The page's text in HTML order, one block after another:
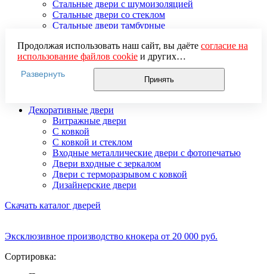
Стальные двери с шумоизоляцией
Стальные двери со стеклом
Стальные двери тамбурные
Усиленные стальные двери
Элитные стальные входные двери
Стальные двери 2 мм
Стальные двери 3 мм
Стальные двери 4 мм
Декоративные двери
Витражные двери
С ковкой
С ковкой и стеклом
Входные металлические двери с фотопечатью
Двери входные с зеркалом
Двери с терморазрывом с ковкой
Дизайнерские двери
Скачать каталог дверей
Эксклюзивное производство кнокера от 20 000 руб.
Сортировка:
Продолжая использовать наш сайт, вы даёте согласие на
использование файлов cookieи других
пользовательских данных (включая IP-адрес, сведения о
местоположении, устройстве, действиях на сайте и т. п.)
для функционирования сайта, проведения
использования систем аналитики (например,
Яндекс.Метрика), в соответствии с нашей
обработки персональных данных.
Если вы не хотите, чтобы ваши данные обрабатывались,
настройте ограничения в браузере или покиньте сайт.
Развернуть
Принять